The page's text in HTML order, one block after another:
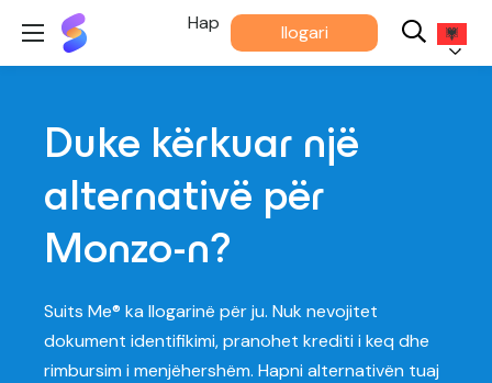
Më
Përshtatet®
Hap llogari
Duke kërkuar një
alternativë për
Monzo-n?
Suits Me® ka llogarinë për ju. Nuk nevojitet
dokument identifikimi, pranohet krediti i keq dhe
rimbursim i menjëhershëm. Hapni alternativën tuaj